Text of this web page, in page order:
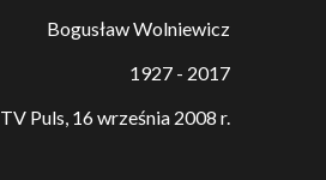
Bogusław Wolniewicz
1927 - 2017
TV Puls, 16 września 2008 r.